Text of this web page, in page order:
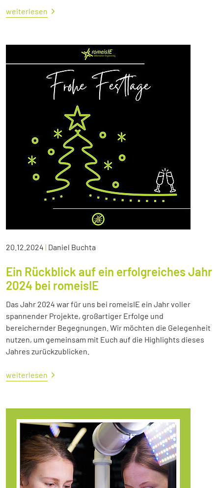
weiterlesen
20.12.2024 | Daniel Buchta
Ein Rückblick auf ein erfolgreiches Jahr
2024 bei romeisIE
Das Jahr 2024 war für uns bei romeisIE ein Jahr voller
spannender Projekte, großartiger Erfolge und
bereichernder Begegnungen. Wir möchten die Gelegenheit
nutzen, um gemeinsam mit Euch auf die Highlights dieses
Jahres zurückzublicken.
weiterlesen